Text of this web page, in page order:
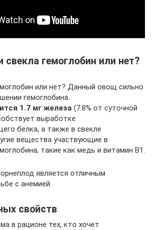
гемоглобин или нет?
или нет? Данный овощ сильно
гемоглобина.
1.7 мг железа (7.8% от суточной
выработке
белка, а также в свекле
вещества участвующие в
такие как медь и витамин В1.
является отличным
с анемией.
свойств
в рационе тех, кто хочет